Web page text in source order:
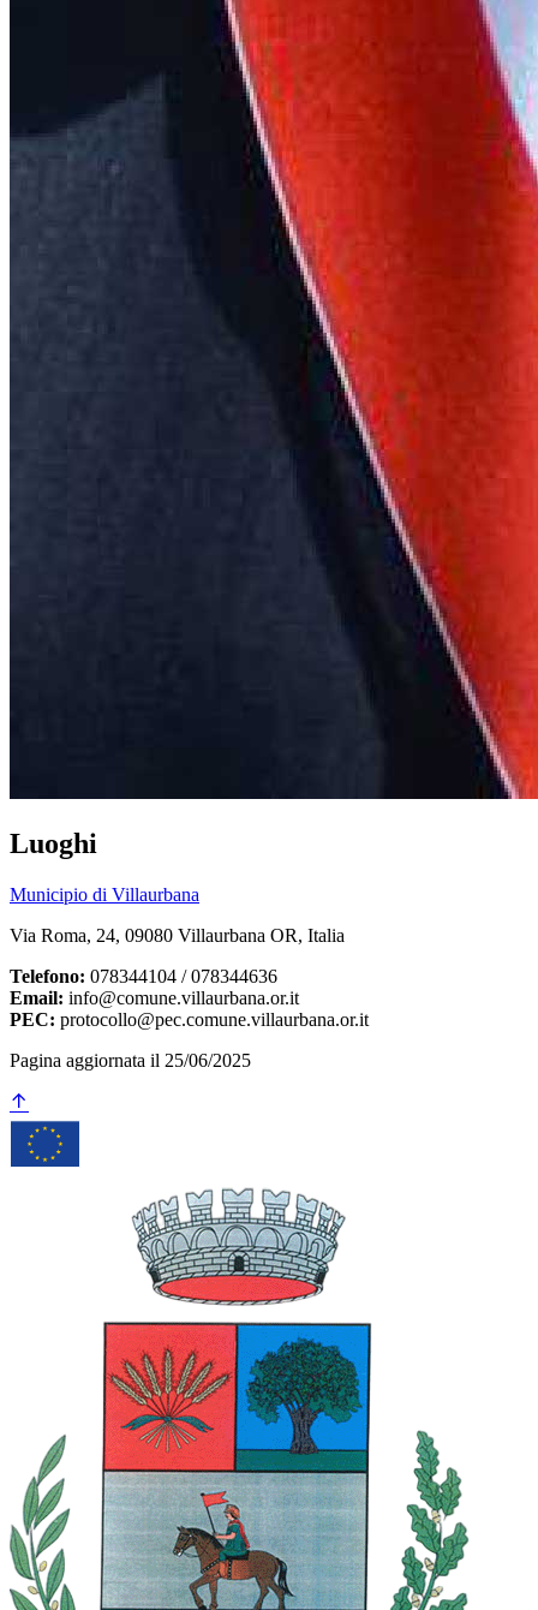
Luoghi
Municipio di Villaurbana
Via Roma, 24, 09080 Villaurbana OR, Italia
Telefono: 078344104 / 078344636
Email: info@comune.villaurbana.or.it
PEC: protocollo@pec.comune.villaurbana.or.it
Pagina aggiornata il 25/06/2025